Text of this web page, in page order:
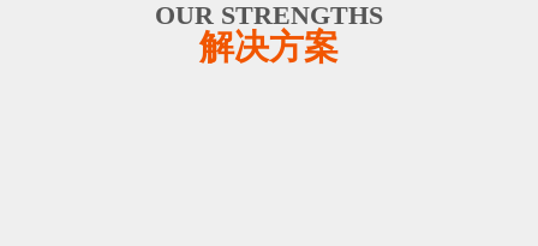
OUR STRENGTHS
解决方案